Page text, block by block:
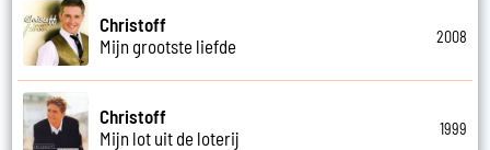
Christoff
Mijn grootste liefde
2008
Christoff
Mijn lot uit de loterij
1999